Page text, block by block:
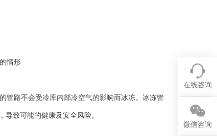
情形
管路不会受冷库内部冷空气的影响而冰冻。冰冻管
致可能的健康及安全风险。
在线咨询
微信咨询